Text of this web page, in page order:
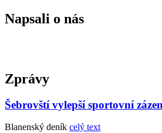
Napsali o nás
Zprávy
Šebrovští vylepší sportovní
Blanenský deník celý text